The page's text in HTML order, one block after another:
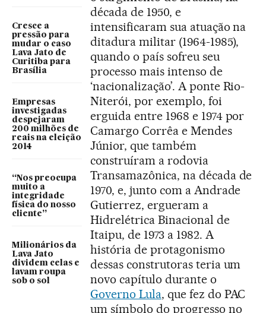
Cresce a
pressão para
mudar o caso
Lava Jato de
Curitiba para
Brasília
Empresas
investigadas
despejaram
200 milhões de
reais na eleição
2014
“Nos preocupa
muito a
integridade
física do nosso
cliente”
Milionários da
Lava Jato
dividem celas e
lavam roupa
sob o sol
década de 1950, e
intensificaram sua atuação na
ditadura militar (1964-1985),
quando o país sofreu seu
processo mais intenso de
‘nacionalização’. A ponte Rio-
Niterói, por exemplo, foi
erguida entre 1968 e 1974 por
Camargo Corrêa e Mendes
Júnior, que também
construíram a rodovia
Transamazônica, na década de
1970, e, junto com a Andrade
Gutierrez, ergueram a
Hidrelétrica Binacional de
Itaipu, de 1973 a 1982. A
história de protagonismo
dessas construtoras teria um
novo capítulo durante o
Governo Lula, que fez do PAC
um símbolo do progresso no